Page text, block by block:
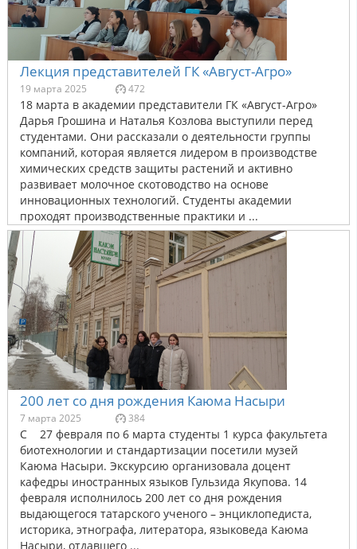
Лекция представителей ГК «Август-Агро»
19 марта 2025 472
18 марта в академии представители ГК «Август-Агро»
Дарья Грошина и Наталья Козлова выступили перед
студентами. Они рассказали о деятельности группы
компаний, которая является лидером в производстве
химических средств защиты растений и активно
развивает молочное скотоводство на основе
инновационных технологий. Студенты академии
проходят производственные практики и ...
200 лет со дня рождения Каюма Насыри
7 марта 2025 384
С 27 февраля по 6 марта студенты 1 курса факультета
биотехнологии и стандартизации посетили музей
Каюма Насыри. Экскурсию организовала доцент
кафедры иностранных языков Гульзида Якупова. 14
февраля исполнилось 200 лет со дня рождения
выдающегося татарского ученого – энциклопедиста,
историка, этнографа, литератора, языковеда Каюма
Насыри, отдавшего ...